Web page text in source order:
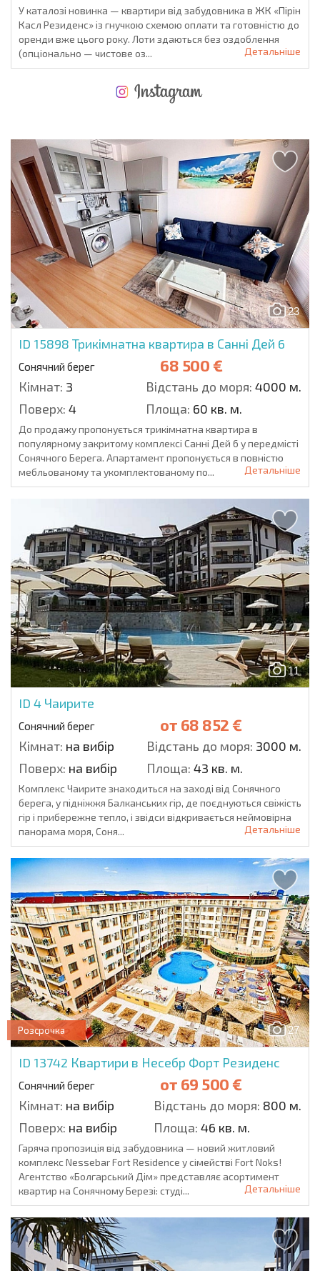
У каталозі новинка — квартири від забудовника в ЖК «Пірін
Касл Резиденс» із гнучкою схемою оплати та готовністю до
оренди вже цього року. Лоти здаються без оздоблення
(опціонально — чистове оз...
Детальніше
23
ID 15898 Трикімнатна квартира в Санні Дей 6
Сонячний берег 68 500 €
Кімнат: 3 Відстань до моря: 4000 м.
Поверх: 4 Площа: 60 кв. м.
До продажу пропонується трикімнатна квартира в
популярному закритому комплексі Санні Дей 6 у передмісті
Сонячного Берега. Апартамент пропонується в повністю
мебльованому та укомплектованому по...
Детальніше
11
ID 4 Чаирите
Сонячний берег от 68 852 €
Кімнат: на вибір Відстань до моря: 3000 м.
Поверх: на вибір Площа: 43 кв. м.
Комплекс Чаирите знаходиться на заході від Сонячного
берега, у підніжжя Балканських гір, де поєднуються свіжість
гір і прибережне тепло, і звідси відкривається неймовірна
панорама моря, Соня...
Детальніше
27
Розсрочка
ID 13742 Квартири в Несебр Форт Резиденс
Сонячний берег от 69 500 €
Кімнат: на вибір Відстань до моря: 800 м.
Поверх: на вибір Площа: 46 кв. м.
Гаряча пропозиція від забудовника — новий житловий
комплекс Nessebar Fort Residence у сімействі Fort Noks!
Агентство «Болгарський Дім» представляє асортимент
квартир на Сонячному Березі: студі...
Детальніше